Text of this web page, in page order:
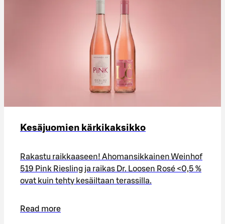
Kesäjuomien kärkikaksikko
Rakastu raikkaaseen! Ahomansikkainen Weinhof
519 Pink Riesling ja raikas Dr. Loosen Rosé <0,5 %
ovat kuin tehty kesäiltaan terassilla.
Read more